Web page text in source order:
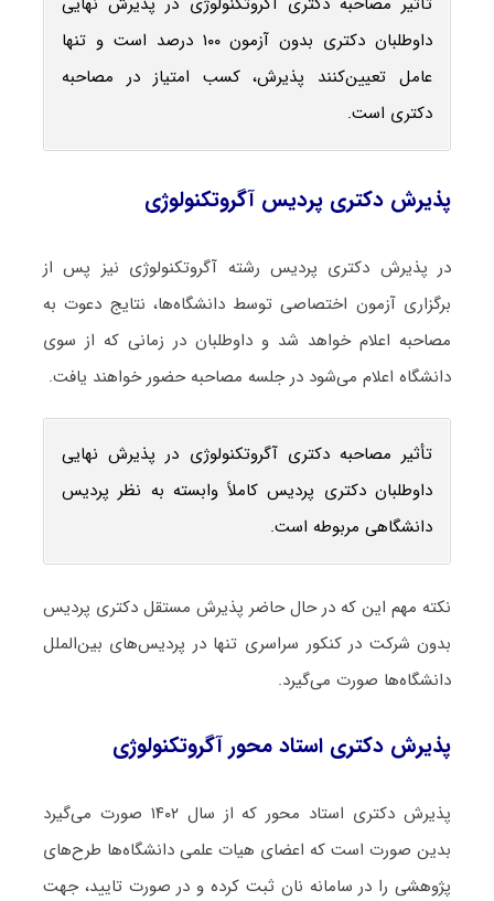
داوطلبان دکتری بدون آزمون ۱۰۰ درصد است و تنها
عامل تعیین‌کنند پذیرش، کسب امتیاز در مصاحبه
دکتری است.
پذیرش دکتری پردیس آگروتکنولوژی
در پذیرش دکتری پردیس رشته آگروتکنولوژی نیز پس از
برگزاری آزمون اختصاصی توسط دانشگاه‌ها، نتایج دعوت به
مصاحبه اعلام خواهد شد و داوطلبان در زمانی که از سوی
دانشگاه اعلام می‌شود در جلسه مصاحبه حضور خواهند یافت.
تأثیر مصاحبه دکتری آگروتکنولوژی در پذیرش نهایی
داوطلبان دکتری پردیس کاملاً وابسته به نظر پردیس
دانشگاهی مربوطه است.
نکته مهم این که در حال حاضر پذیرش مستقل دکتری پردیس
بدون شرکت در کنکور سراسری تنها در پردیس‌های بین‌الملل
دانشگاه‌ها صورت می‌گیرد.
پذیرش دکتری استاد محور آگروتکنولوژی
پذیرش دکتری استاد محور که از سال ۱۴۰۲ صورت می‌گیرد
بدین صورت است که اعضای هیات علمی دانشگاه‌ها طرح‌های
پژوهشی را در سامانه نان ثبت کرده و در صورت تایید، جهت